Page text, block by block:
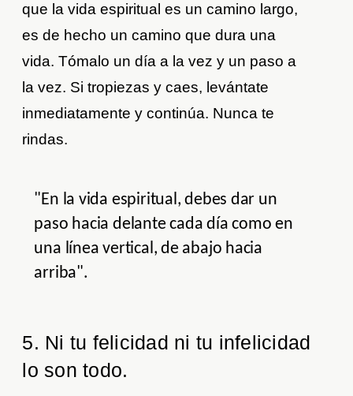
que la vida espiritual es un camino largo,
es de hecho un camino que dura una
vida. Tómalo un día a la vez y un paso a
la vez. Si tropiezas y caes, levántate
inmediatamente y continúa. Nunca te
rindas.
"En la vida espiritual, debes dar un
paso hacia delante cada día como en
una línea vertical, de abajo hacia
arriba".
5. Ni tu felicidad ni tu infelicidad
lo son todo.